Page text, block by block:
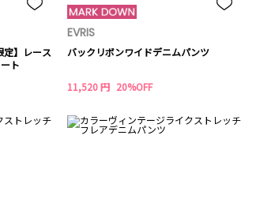
定】レース
ト
EVRIS
バックリボンワイドデニムパンツ
11,520 円 20%OFF